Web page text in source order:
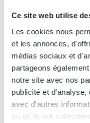
Ce site web utilise
Les cookies nous
et les annonces,
médias sociaux et
partageons
notre site avec nos
publicité et
avec d'autres
ou qu'ils ont